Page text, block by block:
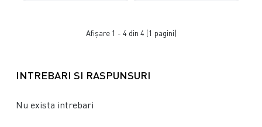
Afişare 1 - 4 din 4 (1 pagini)
INTREBARI SI RASPUNSURI
Nu exista intrebari